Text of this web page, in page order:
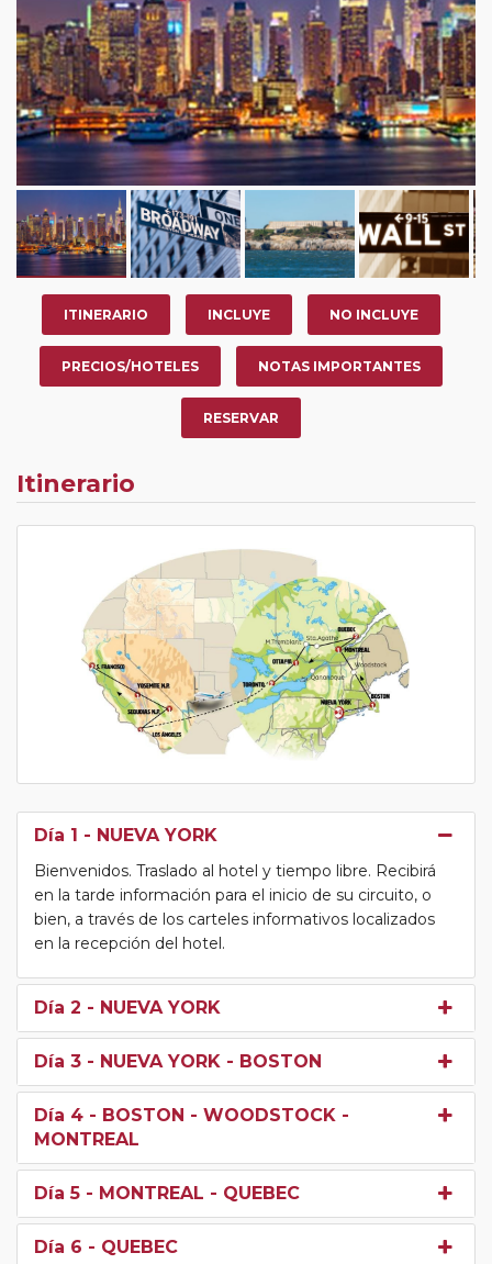
o los que estén en luna de miel contarán con un
descuento del 5%.
ITINERARIO INCLUYE NO INCLUYE
PRECIOS/HOTELES NOTAS IMPORTANTES
RESERVAR
Itinerario
Día 1 - NUEVA YORK
Bienvenidos. Traslado al hotel y tiempo libre. Recibirá
en la tarde información para el inicio de su circuito, o
bien, a través de los carteles informativos localizados
en la recepción del hotel.
Día 2 - NUEVA YORK
Día 3 - NUEVA YORK - BOSTON
Día 4 - BOSTON - WOODSTOCK -
MONTREAL
Día 5 - MONTREAL - QUEBEC
Día 6 - QUEBEC